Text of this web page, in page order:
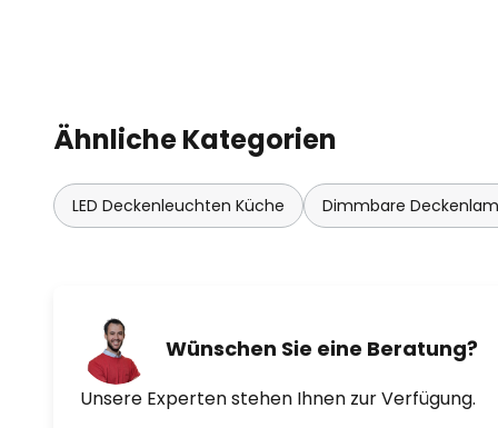
Ähnliche Kategorien
LED Deckenleuchten Küche Dimmbare
Wünschen Sie eine Beratung?
Unsere Experten stehen Ihnen zur Verfügung.